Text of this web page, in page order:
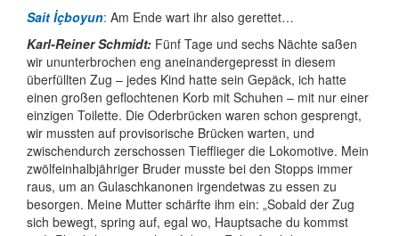
Sait İçboyun: Am Ende wart ihr also gerettet…
Karl-Reiner Schmidt: Fünf Tage und sechs Nächte saßen
wir ununter­brochen eng anei­nander­gepresst in diesem
überfüllten Zug – jedes Kind hatte sein Gepäck, ich hatte
einen großen gefloch­tenen Korb mit Schuhen – mit nur einer
einzigen Toilette. Die Oderbrücken waren schon gesprengt,
wir mussten auf provi­sorische Brücken warten, und
zwischen­durch zerschossen Tiefflieger die Loko­motive. Mein
zwölf­einhalb­jähriger Bruder musste bei den Stopps immer
raus, um an Gulasch­kanonen irgendetwas zu essen zu
besorgen. Meine Mutter schärfte ihm ein: „Sobald der Zug
sich bewegt, spring auf, egal wo, Hauptsache du kommst